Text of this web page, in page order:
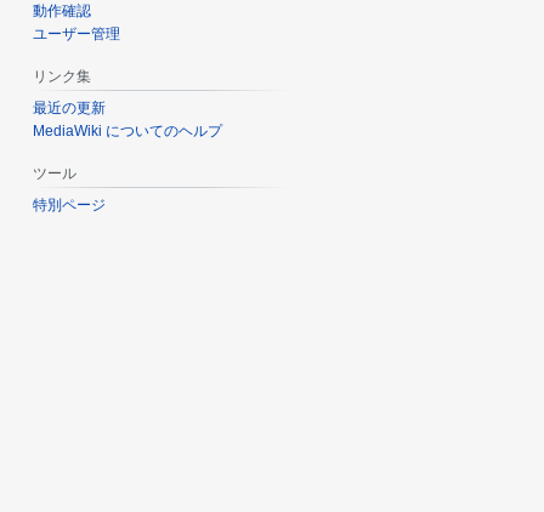
動作確認
ユーザー管理
リンク集
最近の更新
MediaWiki についてのヘルプ
ツール
特別ページ